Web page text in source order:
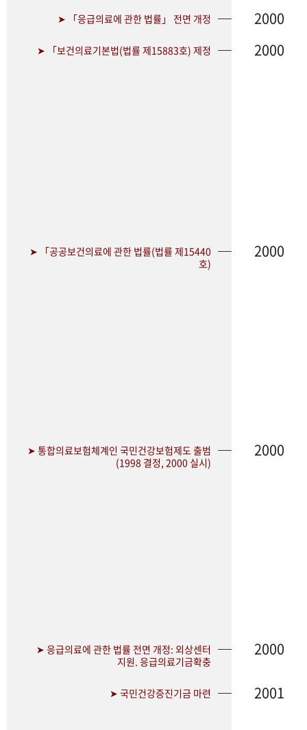
➤ 「응급의료에 관한 법률」 전면 개정 2000
➤ 「보건의료기본법(법률 제15883호) 제정 2000
➤ 「공공보건의료에 관한 법률(법률 제15440
호)
2000
➤ 통합의료보험체계인 국민건강보험제도 출범
(1998 결정, 2000 실시)
2000
➤ 응급의료에 관한 법률 전면 개정: 외상센터
지원. 응급의료기금확충
2000
➤ 국민건강증진기금 마련 2001